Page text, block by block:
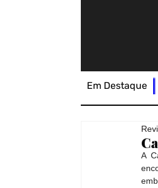
A
Em Destaque